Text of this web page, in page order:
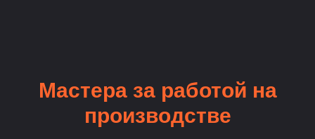
Мастера за работой на
производстве